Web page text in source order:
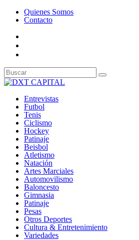
Quienes Somos
Contacto
Entrevistas
Futbol
Tenis
Ciclismo
Hockey
Patinaje
Beisbol
Atletismo
Natación
Artes Marciales
Automovilismo
Baloncesto
Gimnasia
Patinaje
Pesas
Otros Deportes
Cultura & Entretenimiento
Variedades